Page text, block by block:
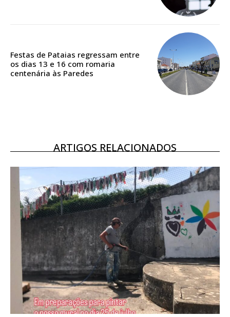
DIGITAL ANUAL
16
assinantes
Ofertas para assinatura anual
Escolha o plano
Festas de Pataias regressam entre
os dias 13 e 16 com romaria
centenária às Paredes
ARTIGOS RELACIONADOS